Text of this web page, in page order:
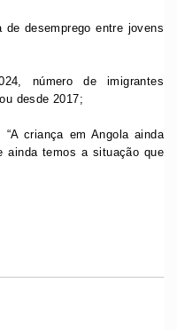
desemprego entre jovens
número de imigrantes
desde 2017;
criança em Angola ainda
ainda temos a situação que